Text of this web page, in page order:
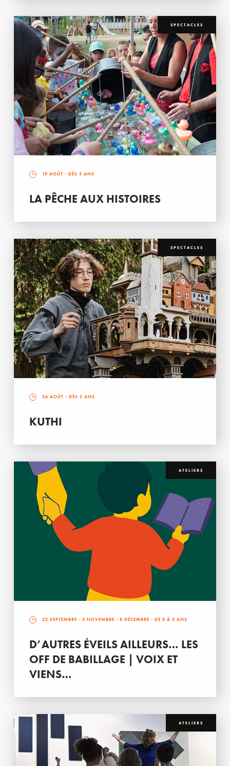
SPECTACLES
19 AOÛT - DÈS 3 ANS
LA PÊCHE AUX HISTOIRES
SPECTACLES
26 AOÛT - DÈS 3 ANS
KUTHI
ATELIERS
22 SEPTEMBRE - 3 NOVEMBRE - 8 DÉCEMBRE - DE 0 À 3 ANS
D’AUTRES ÉVEILS AILLEURS… LES
OFF DE BABILLAGE | VOIX ET
VIENS…
ATELIERS